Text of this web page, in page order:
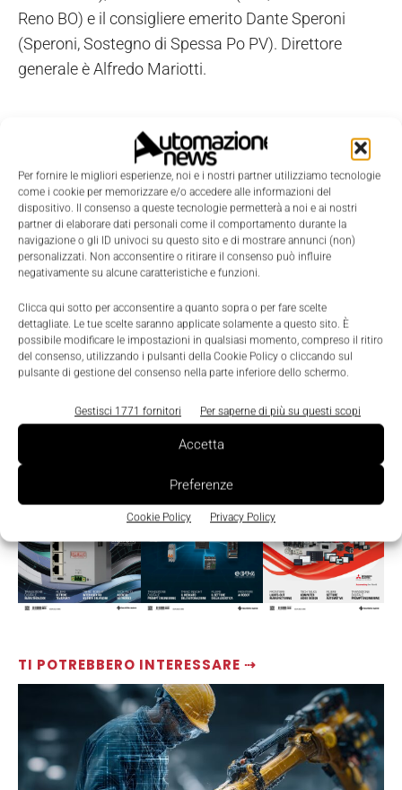
Per fornire le migliori esperienze, noi e i nostri partner utilizziamo tecnologie
come i cookie per memorizzare e/o accedere alle informazioni del
dispositivo. Il consenso a queste tecnologie permetterà a noi e ai nostri
partner di elaborare dati personali come il comportamento durante la
navigazione o gli ID univoci su questo sito e di mostrare annunci (non)
personalizzati. Non acconsentire o ritirare il consenso può influire
negativamente su alcune caratteristiche e funzioni.
Clicca qui sotto per acconsentire a quanto sopra o per fare scelte
dettagliate. Le tue scelte saranno applicate solamente a questo sito. È
possibile modificare le impostazioni in qualsiasi momento, compreso il ritiro
del consenso, utilizzando i pulsanti della Cookie Policy o cliccando sul
pulsante di gestione del consenso nella parte inferiore dello schermo.
Gestisci 1771 fornitori Per saperne di più su questi scopi
Accetta
Preferenze
Cookie Policy Privacy Policy
TI POTREBBERO INTERESSARE ⇢
Reno BO) e il consigliere emerito Dante Speroni
(Speroni, Sostegno di Spessa Po PV). Direttore
generale è Alfredo Mariotti.